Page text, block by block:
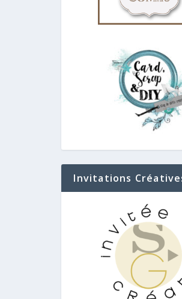
Invitations